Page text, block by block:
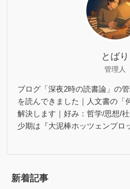
とばり
管理人
ブログ「深夜2時の読書論」の
を読んできました｜人文書の「
解決します｜好み：哲学/思想/
少期は『大泥棒ホッツェンプロ
新着記事